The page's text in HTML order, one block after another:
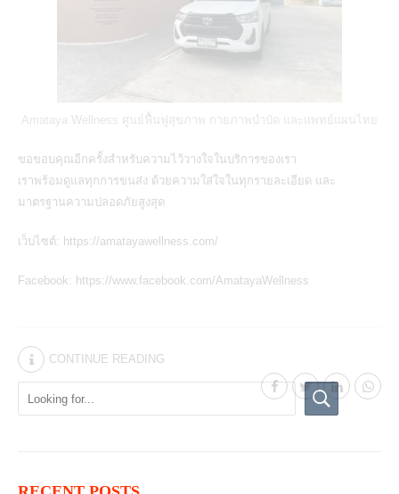
Amataya Wellness ศูนย์ฟื้นฟูสุขภาพ กายภาพบำบัด และแพทย์แผนไทย
ขอขอบคุณอีกครั้งสำหรับความไว้วางใจในบริการของเรา
เราพร้อมดูแลทุกการขนส่ง ด้วยความใส่ใจในทุกรายละเอียด และ
มาตรฐานความปลอดภัยสูงสุด
เว็บไซต์: https://amatayawellness.com/
Facebook: https://www.facebook.com/AmatayaWellness
CONTINUE READING